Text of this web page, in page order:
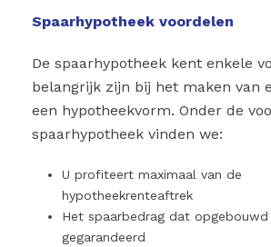
Spaarhypotheek voordelen
De spaarhypotheek kent enkele
belangrijk zijn bij het maken van
een hypotheekvorm. Onder de
spaarhypotheek vinden we:
U profiteert maximaal van de
hypotheekrenteaftrek
Het spaarbedrag dat
gegarandeerd